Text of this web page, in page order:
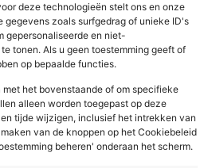
deze technologieën stelt ons en onze
gegevens zoals surfgedrag of unieke ID's
gepersonaliseerde en niet-
tonen. Als u geen toestemming geeft of
op bepaalde functies.
met het bovenstaande of om specifieke
alleen worden toegepast op deze
tijde wijzigen, inclusief het intrekken van
van de knoppen op het Cookiebeleid
beheren' onderaan het scherm.
Is